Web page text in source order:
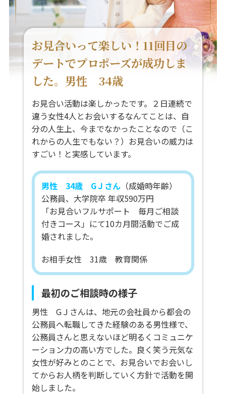
お見合いって楽しい！11回目の
デートでプロポーズが成功しま
した。男性 34歳
お見合い活動は楽しかったです。２日連続で
違う女性4人とお会いするなんてことは、自
分の人生上、今までなかったことなので（こ
れからの人生でもない？）お見合いの威力は
すごい！と実感しています。
男性 34歳 GＪさん （成婚時年齢）
公務員、大学院卒 年収590万円
「お見合いフルサポート 毎月ご相談
付きコース」にて10カ月間活動でご成
婚されました。
お相手女性 31歳 教育関係
最初のご相談時の様子
男性 GＪさんは、地元の会社員から都会の
公務員へ転職してきた経験のある男性様で、
公務員さんと思えないほど明るくコミュニケ
ーション力の高い方でした。良く笑う元気な
女性が好みとのことで、お見合いでお会いし
てからお人柄を判断していく方針で活動を開
始しました。